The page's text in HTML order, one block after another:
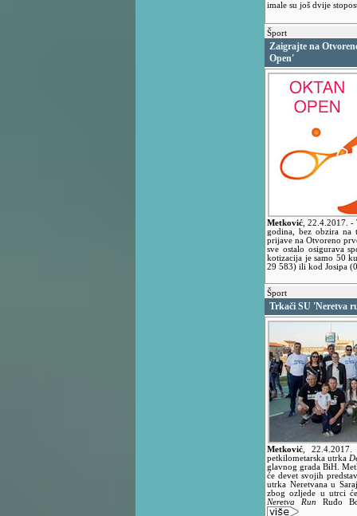
imale su još dvije
Šport
Zaigrajte na
Open'
Metković 22.4.2017. -
godina, bez obzira
prijave na Otvoreno
sve ostalo osigurava
kotizacija je samo 50
29 583) ili kod Josipa
Šport
Trkači SU 'Neretva
Metković ,
petkilometarska utrka
glavnog grada BiH.
će devet svojih
utrka Neretvana u
zbog ozljede u utrci
Neretva Run Ruđo